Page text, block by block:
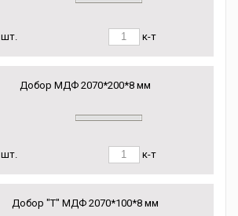
шт. к-т
Добор МДФ 2070*200*8 мм
шт. к-т
Добор "Т" МДФ 2070*100*8 мм